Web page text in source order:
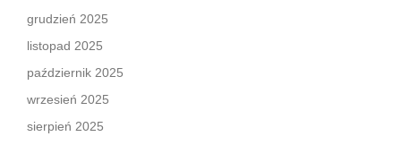
grudzień 2025
listopad 2025
październik 2025
wrzesień 2025
sierpień 2025